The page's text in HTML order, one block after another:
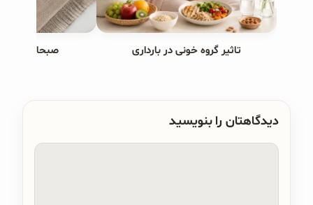
تاثیر گروه خونی در بارداری صبحانه های
دیدگاهتان را بنویسید